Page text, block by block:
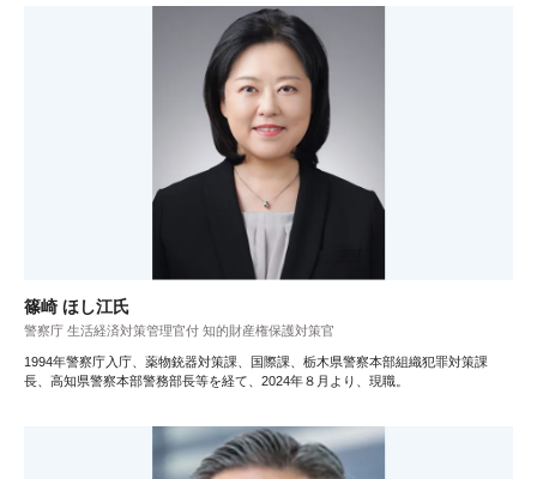
篠崎 ほし江氏
警察庁 生活経済対策管理官付 知的財産権保護対策官
1994年警察庁入庁、薬物銃器対策課、国際課、栃木県警察本部組織犯罪対策課
長、高知県警察本部警務部長等を経て、2024年８月より、現職。